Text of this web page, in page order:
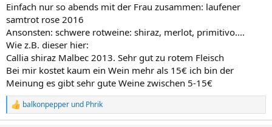
Einfach nur so abends mit der Frau zusammen: laufener
samtrot rose 2016
Ansonsten: schwere rotweine: shiraz, merlot, primitivo....
Wie z.B. dieser hier:
Callia shiraz Malbec 2013. Sehr gut zu rotem Fleisch
Bei mir kostet kaum ein Wein mehr als 15€ ich bin der
Meinung es gibt sehr gute Weine zwischen 5-15€
R
e
balkonpepper und Phrik